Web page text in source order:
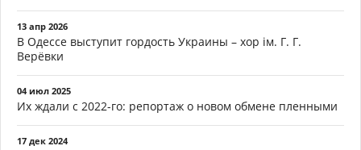
13 апр 2026
В Одессе выступит гордость Украины – хор ім. Г. Г.
Верёвки
04 июл 2025
Их ждали с 2022-го: репортаж о новом обмене пленными
17 дек 2024